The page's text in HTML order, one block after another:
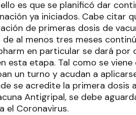
es que se planificó dar
ya iniciados. Cabe citar
de primeras dosis de
de al menos tres meses
en particular se dará
esta etapa. Tal como se
un turno y acudan a
se acredite la primera dosis
Antigripal, se debe
el Coronavirus.